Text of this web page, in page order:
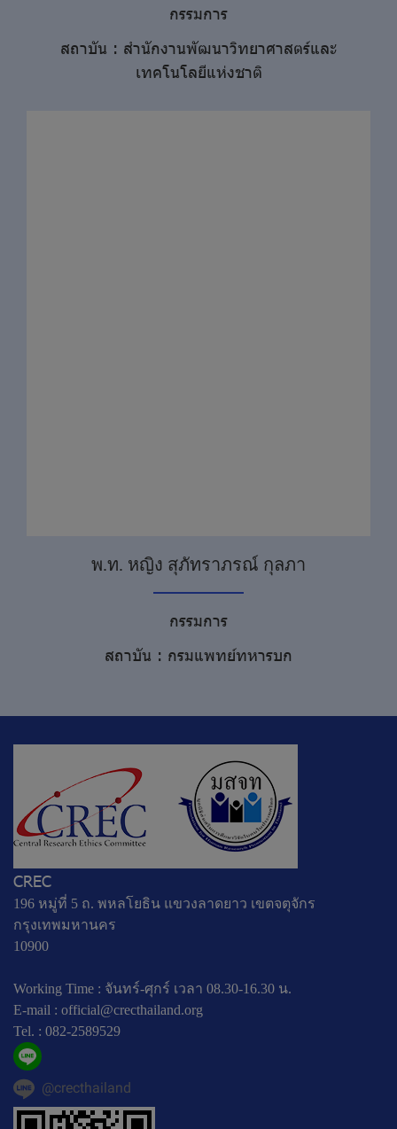
กรรมการ
สถาบัน : สำนักงานพัฒนาวิทยาศาสตร์และ
เทคโนโลยีแห่งชาติ
พ.ท. หญิง สุภัทราภรณ์ กุลภา
กรรมการ
สถาบัน : กรมแพทย์ทหารบก
CREC
196 หมู่ที่ 5 ถ. พหลโยธิน แขวงลาดยาว เขตจตุจักร
กรุงเทพมหานคร
10900
Working Time : จันทร์-ศุกร์ เวลา 08.30-16.30 น.
E-mail : official@crecthailand.org
Tel. : 082-2589529
@crecthailand